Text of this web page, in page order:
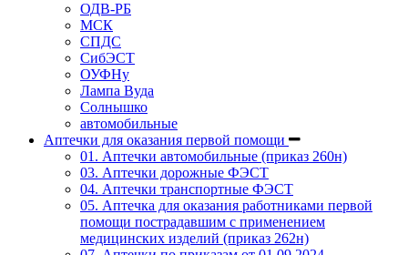
ОДВ-РБ
МСК
СПДС
СибЭСТ
ОУФНу
Лампа Вуда
Солнышко
автомобильные
Аптечки для оказания первой помощи
01. Аптечки автомобильные (приказ 260н)
03. Аптечки дорожные ФЭСТ
04. Аптечки транспортные ФЭСТ
05. Аптечка для оказания работниками первой
помощи пострадавшим с применением
медицинских изделий (приказ 262н)